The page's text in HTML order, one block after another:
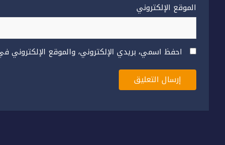
الموقع الإلكتروني
احفظ اسمي، بريدي الإلكتروني، والموقع